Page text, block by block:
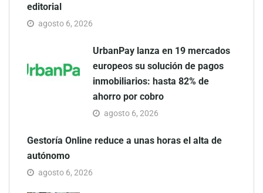
editorial
agosto 6, 2026
UrbanPay lanza en 19 mercados
europeos su solución de pagos
inmobiliarios: hasta 82% de
ahorro por cobro
agosto 6, 2026
Gestoría Online reduce a unas horas el alta de
autónomo
agosto 6, 2026